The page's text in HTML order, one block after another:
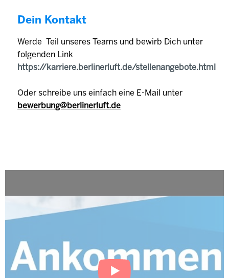
Dein Kontakt
Werde Teil unseres Teams und bewirb Dich unter
folgenden Link
https://karriere.berlinerluft.de/stellenangebote.html
Oder schreibe uns einfach eine E-Mail unter
bewerbung@berlinerluft.de